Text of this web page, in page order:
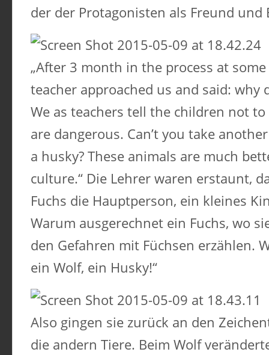
der der Protagonisten als Freund und
„After 3 month in the process at
teacher approached us and said: why
We as teachers tell the children not
are dangerous. Can’t you take
a husky? These animals are much
culture.“ Die Lehrer waren erstaunt,
Fuchs die Hauptperson, ein kleines
Warum ausgerechnet ein Fuchs, wo
den Gefahren mit Füchsen erzählen.
ein Wolf, ein Husky!“
Also gingen sie zurück an den
die andern Tiere. Beim Wolf